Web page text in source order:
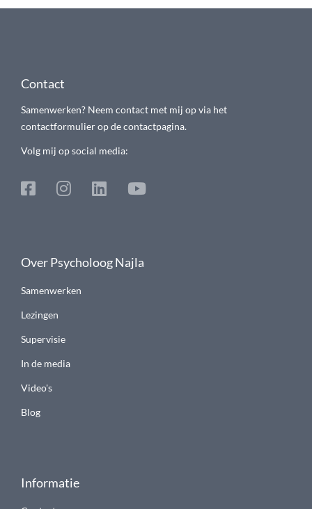
Contact
Samenwerken? Neem contact met mij op via het
contactformulier op de contactpagina.
Volg mij op social media:
Over Psycholoog Najla
Samenwerken
Lezingen
Supervisie
In de media
Video's
Blog
Informatie